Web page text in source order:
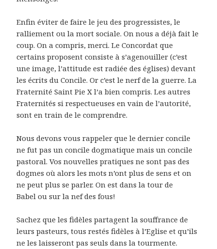
Enfin éviter de faire le jeu des progressistes, le
ralliement ou la mort sociale. On nous a déjà fait le
coup. On a compris, merci. Le Concordat que
certains proposent consiste à s’agenouiller (c’est
une image, l’attitude est radiée des églises) devant
les écrits du Concile. Or c’est le nerf de la guerre. La
Fraternité Saint Pie X l’a bien compris. Les autres
Fraternités si respectueuses en vain de l’autorité,
sont en train de le comprendre.
Nous devons vous rappeler que le dernier concile
ne fut pas un concile dogmatique mais un concile
pastoral. Vos nouvelles pratiques ne sont pas des
dogmes où alors les mots n’ont plus de sens et on
ne peut plus se parler. On est dans la tour de
Babel ou sur la nef des fous!
Sachez que les fidèles partagent la souffrance de
leurs pasteurs, tous restés fidèles à l’Eglise et qu’ils
ne les laisseront pas seuls dans la tourmente.